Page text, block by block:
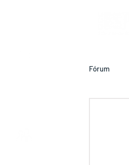
Fórum